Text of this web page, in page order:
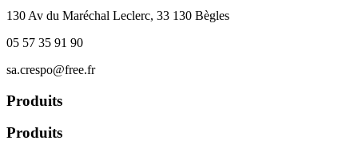
130 Av du Maréchal Leclerc, 33 130 Bègles
05 57 35 91 90
sa.crespo@free.fr
Produits
Produits